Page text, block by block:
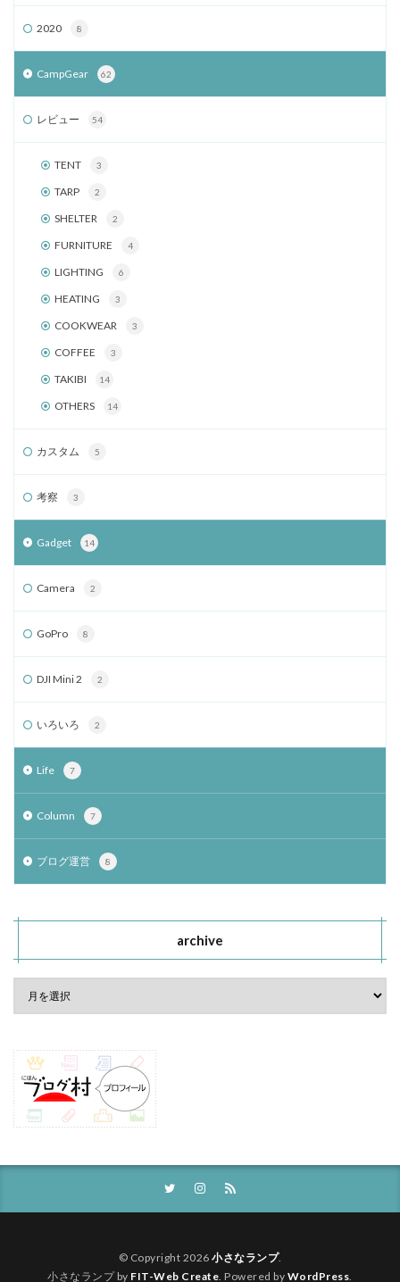
2020 8
CampGear 62
レビュー 54
TENT 3
TARP 2
SHELTER 2
FURNITURE 4
LIGHTING 6
HEATING 3
COOKWEAR 3
COFFEE 3
TAKIBI 14
OTHERS 14
カスタム 5
考察 3
Gadget 14
Camera 2
GoPro 8
DJI Mini 2 2
いろいろ 2
Life 7
Column 7
ブログ運営 8
archive
© Copyright 2026 小さなランプ.
小さなランプ by FIT-Web Create. Powered by WordPress.